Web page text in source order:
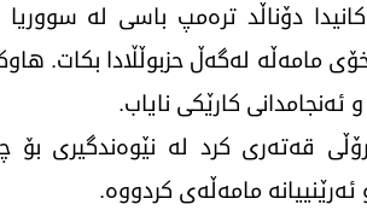
دۆناڵد ترەمپ باسی لە سووریا
مامەڵە لەگەڵ حزبوڵڵادا بکات.
کارێکی نایاب.
قەتەری کرد لە نێوەندگیری بۆ
ئەرێنییانە مامەڵەی کردووە.